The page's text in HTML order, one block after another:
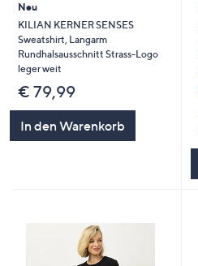
Neu
KILIAN KERNER SENSES
Sweatshirt, Langarm
Rundhalsausschnitt Strass-Logo
leger weit
€ 79,99
In den Warenkorb